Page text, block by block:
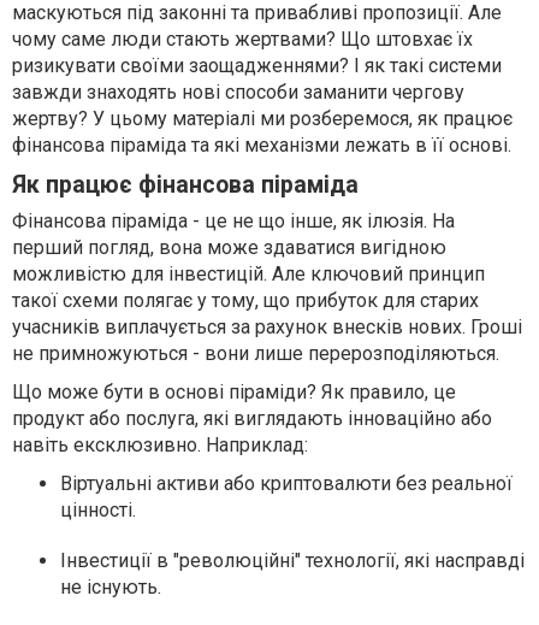
маскуються під законні та привабливі пропозиції. Але
чому саме люди стають жертвами? Що штовхає їх
ризикувати своїми заощадженнями? І як такі системи
завжди знаходять нові способи заманити чергову
жертву? У цьому матеріалі ми розберемося, як працює
фінансова піраміда та які механізми лежать в її основі.
Як працює фінансова піраміда
Фінансова піраміда - це не що інше, як ілюзія. На
перший погляд, вона може здаватися вигідною
можливістю для інвестицій. Але ключовий принцип
такої схеми полягає у тому, що прибуток для старих
учасників виплачується за рахунок внесків нових. Гроші
не примножуються - вони лише перерозподіляються.
Що може бути в основі піраміди? Як правило, це
продукт або послуга, які виглядають інноваційно або
навіть ексклюзивно. Наприклад:
Віртуальні активи або криптовалюти без реальної
цінності.
Інвестиції в "революційні" технології, які насправді
не існують.